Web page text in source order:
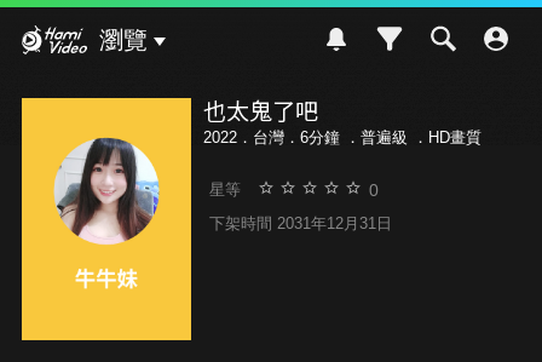
瀏覽
也太鬼了吧
2022．台灣．6分鐘 ． 普遍級 ．HD畫質
星等 0
下架時間 2031年12月31日